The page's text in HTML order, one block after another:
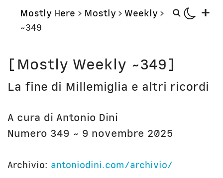
Mostly Here > Mostly > Weekly >
~349
+
Mostly
Mostly Friends
Mostly Weekly
Storie
Aerei
Orologi
Libri
Lavori in corso
Bottega
Nausicaa
[Mostly Weekly ~349]
La fine di Millemiglia e altri ricordi
A cura di Antonio Dini
Numero 349 ~ 9 novembre 2025
Archivio: antoniodini.com/archivio/